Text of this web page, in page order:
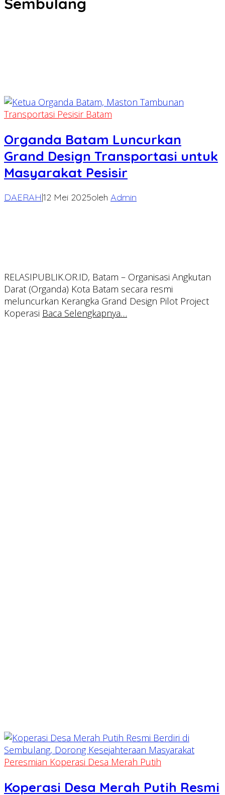
Transportasi Pesisir Batam
Organda Batam Luncurkan
Grand Design Transportasi untuk
Masyarakat Pesisir
DAERAH|12 Mei 2025oleh Admin
RELASIPUBLIK.OR.ID, Batam – Organisasi Angkutan
Darat (Organda) Kota Batam secara resmi
meluncurkan Kerangka Grand Design Pilot Project
Koperasi Baca Selengkapnya…
Peresmian Koperasi Desa Merah Putih
Koperasi Desa Merah Putih Resmi